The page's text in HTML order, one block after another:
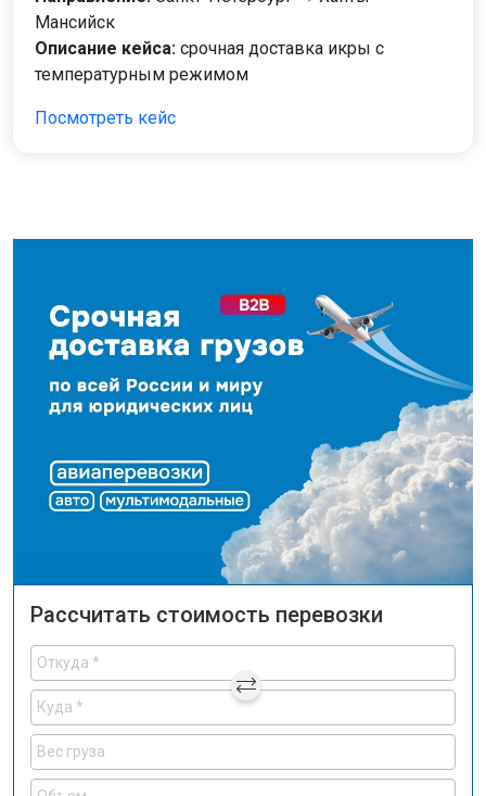
Мансийск
Описание кейса: срочная доставка икры с
температурным режимом
Посмотреть кейс
Рассчитать стоимость перевозки